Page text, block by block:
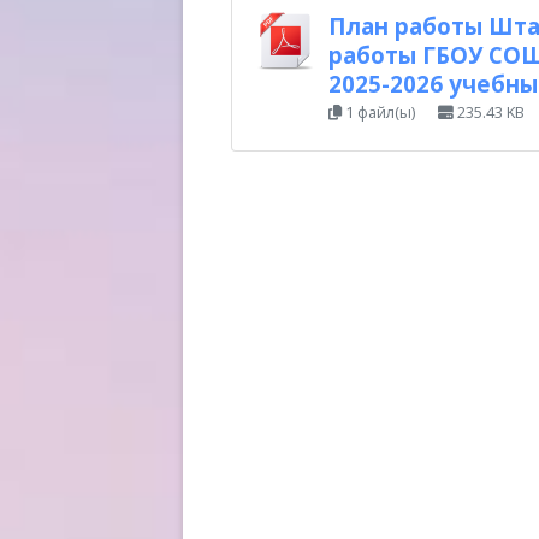
План работы
работы ГБОУ
2025-2026
1 файл(ы) 235.43 KB